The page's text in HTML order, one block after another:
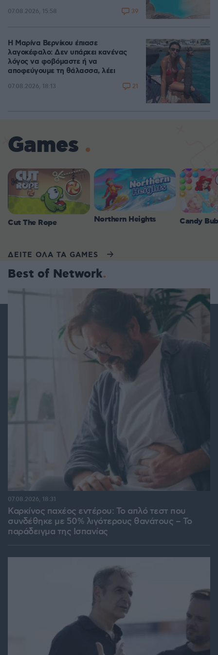
07.08.2026, 15:58 39
Η Μαρίνα Βερνίκου έπιασε
λαγοκέφαλο: Δεν υπάρχει κανένας
λόγος να φοβόμαστε ή να
αποφεύγουμε τη θάλασσα, λέει
07.08.2026, 18:13 21
Games
Cut The Rope Northern Heights Candy
ΔΕΙΤΕ ΟΛΑ ΤΑ GAMES
Best of Network
Καρκίνος παχέος εντέρου: Το απλό τεστ που
συνδέθηκε με 50% λιγότερους θανάτους – Το
παράδειγμα της Ισπανίας
07.08.2026, 18:31